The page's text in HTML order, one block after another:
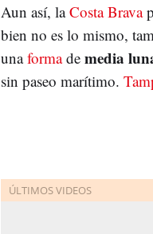
Aun así, laCosta Brava
bien no es lo mismo,
unaformade media
sin paseo marítimo.